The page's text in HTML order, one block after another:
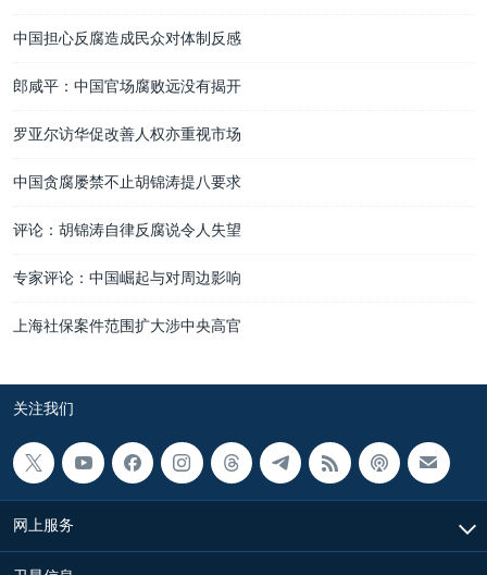
中国担心反腐造成民众对体制反感
郎咸平：中国官场腐败远没有揭开
罗亚尔访华促改善人权亦重视市场
中国贪腐屡禁不止胡锦涛提八要求
评论：胡锦涛自律反腐说令人失望
专家评论：中国崛起与对周边影响
上海社保案件范围扩大涉中央高官
关注我们
网上服务